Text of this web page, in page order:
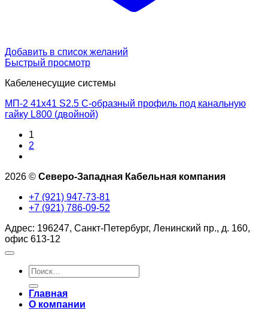
Добавить в список желаний
Быстрый просмотр
Кабеленесущие системы
МП-2 41х41 S2.5 С-образный профиль под канальную
гайку L800 (двойной)
1
2
2026 © Северо-Западная Кабельная компания
+7 (921) 947-73-81
+7 (921) 786-09-52
Адрес: 196247, Санкт-Петербург, Ленинский пр., д. 160,
офис 613-12
Искать:
Главная
О компании